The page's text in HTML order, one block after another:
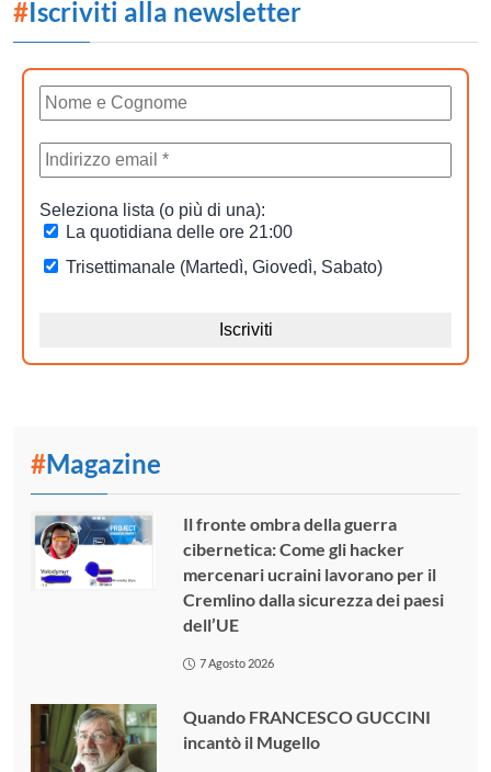
#Iscriviti alla newsletter
#Magazine
Il fronte ombra della guerra
cibernetica: Come gli hacker
mercenari ucraini lavorano per il
Cremlino dalla sicurezza dei paesi
dell’UE
7 Agosto 2026
Quando FRANCESCO GUCCINI
incantò il Mugello